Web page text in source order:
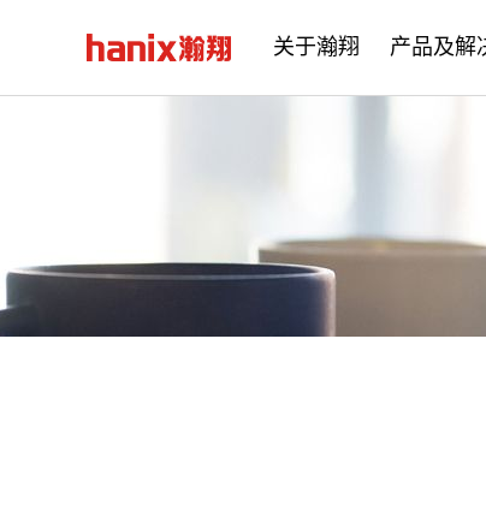
关于瀚翔 产品及解